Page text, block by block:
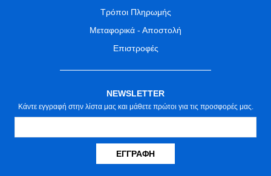
Τρόποι Πληρωμής
Μεταφορικά - Αποστολή
Επιστροφές
NEWSLETTER
Κάντε εγγραφή στην λίστα μας και μάθετε πρώτοι για τις προσφορές μας.
ΕΓΓΡΑΦΉ